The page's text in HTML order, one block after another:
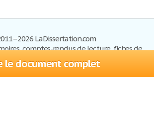
le document complet
LaDissertation.com
comptes-rendus de lecture, fiches de
lectures, exemples du BAC